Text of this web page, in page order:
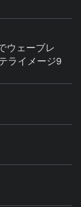
ウェーブレ
ライメージ9